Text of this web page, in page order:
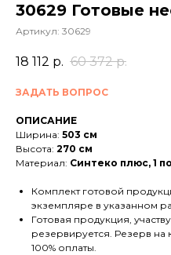
30629 Готовые
Артикул: 30629
18 112 р. 60 372 р.
ЗАДАТЬ ВОПРОС
ОПИСАНИЕ
Ширина: 503 см
Высота: 270 см
Материал: Синтеко плюс, 1
Комплект готовой
экземпляре в указанном
Готовая продукция,
резервируется. Резерв на
100% оплаты.